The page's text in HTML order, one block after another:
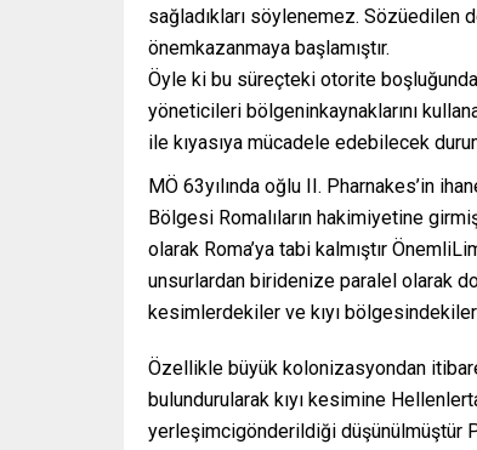
sağladıkları söylenemez. Sözüedilen
önemkazanmaya başlamıştır.
Öyle ki bu süreçteki otorite
yöneticileri bölgeninkaynaklarını
ile kıyasıya mücadele edebilecek
MÖ 63yılında oğlu II. Pharnakes’in
Bölgesi Romalıların hakimiyetine
olarak Roma’ya tabi kalmıştır
unsurlardan biridenize paralel olarak
kesimlerdekiler ve kıyı bölgesindekiler
Özellikle büyük kolonizasyondan
bulundurularak kıyı kesimine
yerleşimcigönderildiği düşünülmüştür